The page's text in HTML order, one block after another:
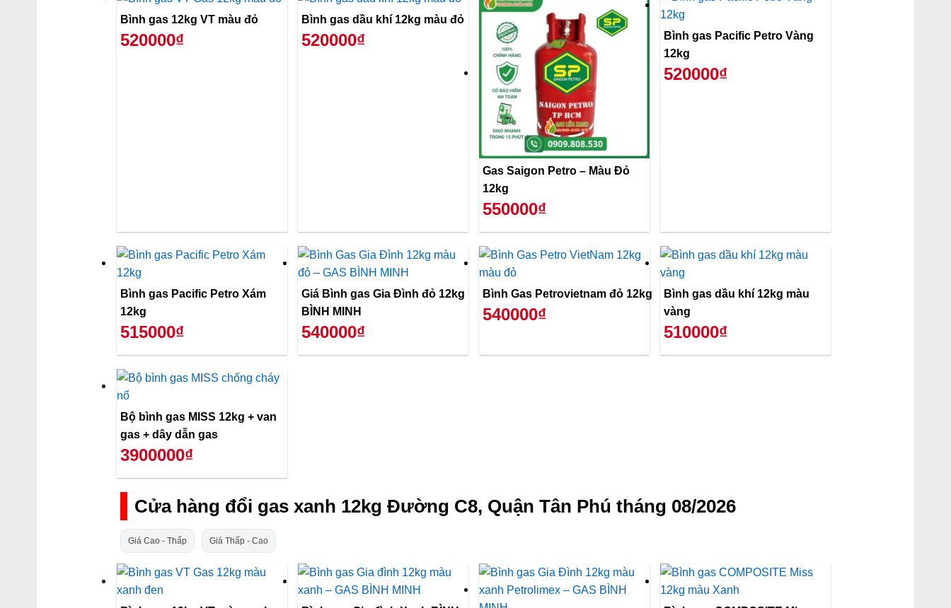
Bình gas 12kg VT màu đỏ
520000₫
Bình gas dầu khí 12kg màu đỏ
520000₫
Gas Saigon Petro – Màu Đỏ
12kg
550000₫
Bình gas Pacific Petro Vàng
12kg
520000₫
Bình gas Pacific Petro Xám
12kg
515000₫
Giá Bình gas Gia Đình đỏ 12kg
BÌNH MINH
540000₫
Bình Gas Petrovietnam đỏ 12kg
540000₫
Bình gas dầu khí 12kg màu
vàng
510000₫
Bộ bình gas MISS 12kg + van
gas + dây dẫn gas
3900000₫
Cửa hàng đổi gas xanh 12kg Đường C8, Quận Tân Phú tháng 08/2026
Giá Cao - Thấp Giá Thấp - Cao